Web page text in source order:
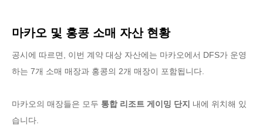
마카오 및 홍콩 소매 자산 현황
공시에 따르면, 이번 계약 대상 자산에는 마카오에서 DFS가 운영
하는 7개 소매 매장과 홍콩의 2개 매장이 포함됩니다.
마카오의 매장들은 모두 통합 리조트 게이밍 단지 내에 위치해 있
습니다.